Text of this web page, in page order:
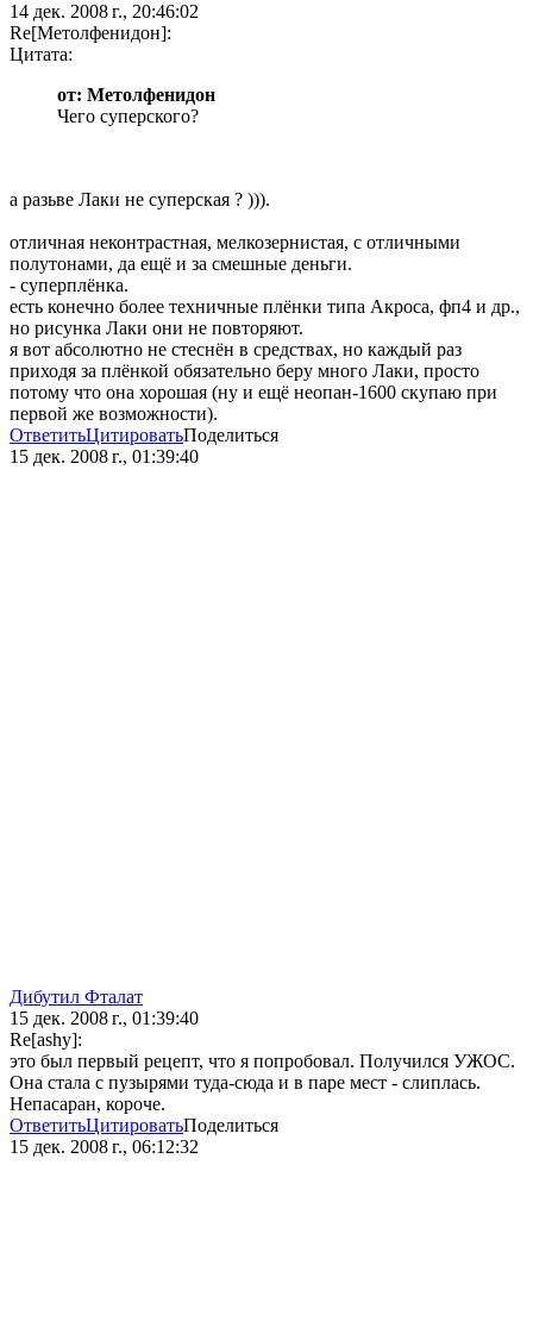
14 дек. 2008 г., 20:46:02
Re[Метолфенидон]:
Цитата:
от: Метолфенидон
Чего суперского?
а разьве Лаки не суперская ? ))).
отличная неконтрастная, мелкозернистая, с отличными
полутонами, да ещё и за смешные деньги.
- суперплёнка.
есть конечно более техничные плёнки типа Акроса, фп4 и др.,
но рисунка Лаки они не повторяют.
я вот абсолютно не стеснён в средствах, но каждый раз
приходя за плёнкой обязательно беру много Лаки, просто
потому что она хорошая (ну и ещё неопан-1600 скупаю при
первой же возможности).
ОтветитьЦитироватьПоделиться
15 дек. 2008 г., 01:39:40
Дибутил Фталат
15 дек. 2008 г., 01:39:40
Re[ashy]:
это был первый рецепт, что я попробовал. Получился УЖОС.
Она стала с пузырями туда-сюда и в паре мест - слиплась.
Непасаран, короче.
ОтветитьЦитироватьПоделиться
15 дек. 2008 г., 06:12:32